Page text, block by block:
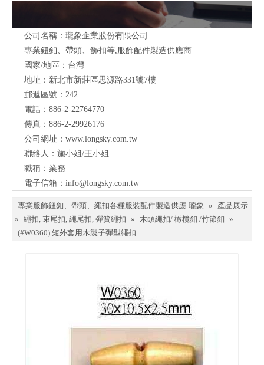
Long Sky- 服裝輔料、鈕扣、扣環、繩扣、服飾配件製造供應
公司名稱：瓏象企業股份有限公司
專業鈕釦、帶頭、飾扣等,服飾配件製造供應商
國家/地區：台灣
地址：新北市新莊區思源路331號7樓
郵遞區號：242
電話：886-2-22764770
傳真：886-2-29926176
公司網址： www.longsky.com.tw
聯絡人：施小姐/王小姐
職稱：業務
電子信箱： info@longsky.com.tw
專業服飾鈕釦、帶頭、繩扣各種服裝配件製造供應-瓏象 »
產品展示
» 繩扣, 束尾扣, 繩尾扣, 彈簧繩扣 » 木頭繩扣/ 橄欖釦 /竹節釦 »
(#W0360) 短外套用木製子彈型繩扣